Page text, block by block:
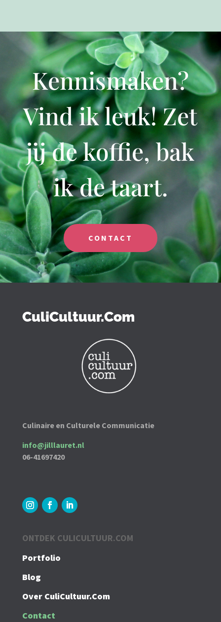
Kennismaken?
Vind ik leuk! Zet
jij de koffie, bak
ik de taart.
CONTACT
CuliCultuur.Com
Culinaire en Culturele Communicatie
info@jilllauret.nl
06-41697420
ONTDEK CULICULTUUR.COM
Portfolio
Blog
Over CuliCultuur.Com
Contact